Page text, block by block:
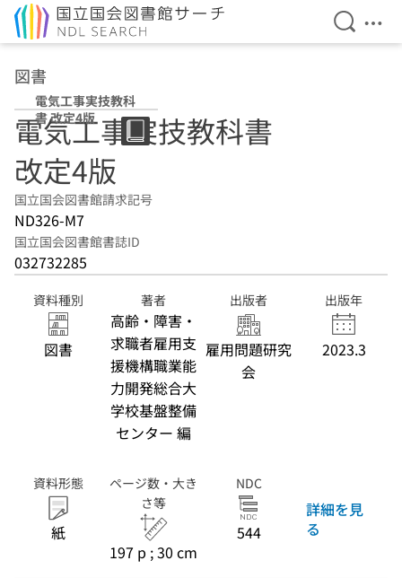
検索を
メ
図書
電気工事実技教科
書 改定4版
電気工事実技教科書
改定4版
国立国会図書館請求記号
ND326-M7
国立国会図書館書誌ID
032732285
資料種別
図書
著者
高齢・障害・
求職者雇用支
援機構職業能
力開発総合大
学校基盤整備
センター 編
出版者
雇用問題研究
会
出版年
2023.3
資料形態
紙
ページ数・大き
さ等
197 p ; 30 cm
NDC
544
詳細を見
る